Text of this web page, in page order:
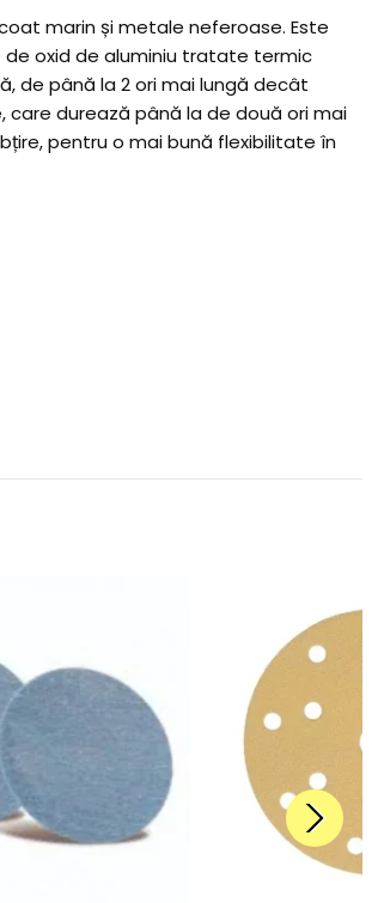
marin și metale neferoase. Este
de oxid de aluminiu tratate termic
de până la 2 ori mai lungă decât
durează până la de două ori mai
pentru o mai bună flexibilitate în